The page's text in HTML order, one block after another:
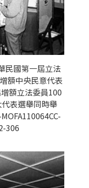
民國第一屆立法
額中央民意代表
額立法委員100
表選舉同時舉
306